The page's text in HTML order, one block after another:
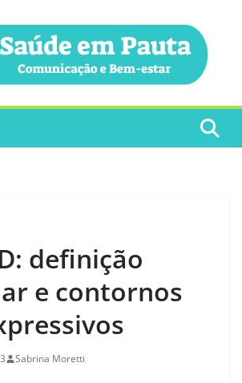
definição
e contornos
Sabrina Moretti